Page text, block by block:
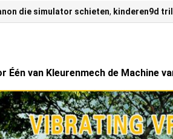
die simulator schieten, kinderen9d
van Kleurenmech de Machine